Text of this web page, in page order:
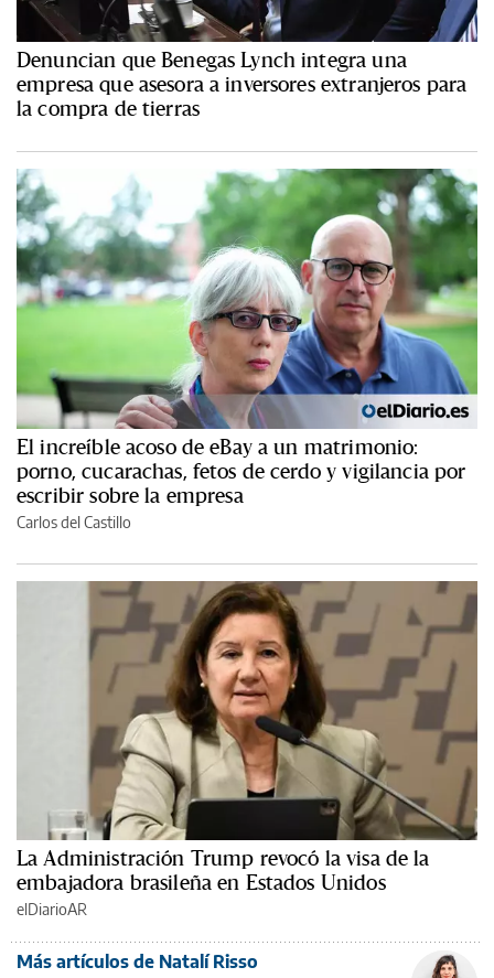
Denuncian que Benegas Lynch integra una
empresa que asesora a inversores extranjeros para
la compra de tierras
El increíble acoso de eBay a un matrimonio:
porno, cucarachas, fetos de cerdo y vigilancia por
escribir sobre la empresa
Carlos del Castillo
La Administración Trump revocó la visa de la
embajadora brasileña en Estados Unidos
elDiarioAR
Más artículos de Natalí Risso